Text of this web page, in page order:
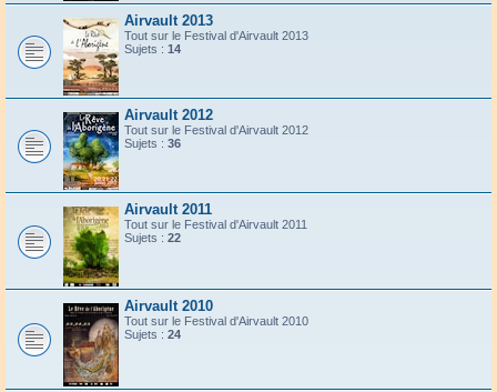
Airvault 2013
Tout sur le Festival d'Airvault 2013
Sujets : 14
Airvault 2012
Tout sur le Festival d'Airvault 2012
Sujets : 36
Airvault 2011
Tout sur le Festival d'Airvault 2011
Sujets : 22
Airvault 2010
Tout sur le Festival d'Airvault 2010
Sujets : 24